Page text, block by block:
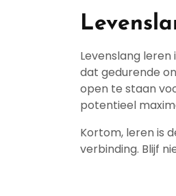
Levenslang
dat gedurende
open te staan
potentieel
Kortom, leren is
verbinding. Blijf